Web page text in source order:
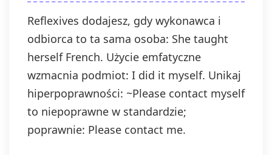
Reflexives dodajesz, gdy wykonawca i
odbiorca to ta sama osoba: She taught
herself French. Użycie emfatyczne
wzmacnia podmiot: I did it myself. Unikaj
hiperpoprawności: ~Please contact myself
to niepoprawne w standardzie;
poprawnie: Please contact me.